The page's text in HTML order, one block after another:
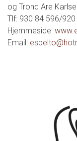
og Trond Are
Tlf: 930 84 596/
Hjemmeside:
Email: